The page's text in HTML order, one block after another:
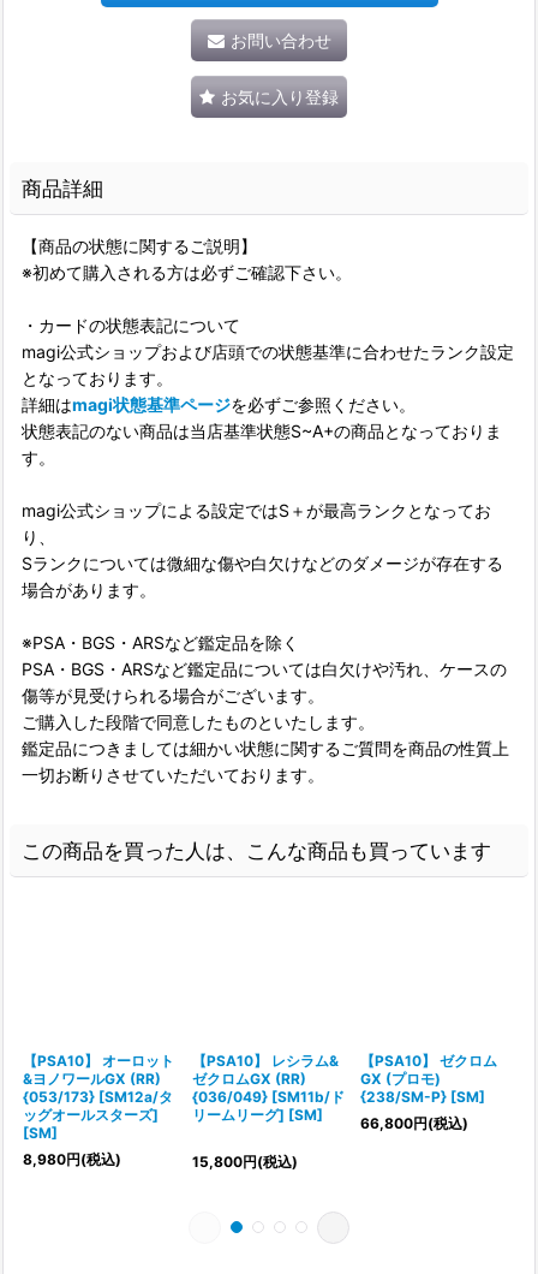
お問い合わせ
お気に入り登録
商品詳細
【商品の状態に関するご説明】
※初めて購入される方は必ずご確認下さい。
・カードの状態表記について
magi公式ショップおよび店頭での状態基準に合わせたランク設定
となっております。
詳細はmagi状態基準ページを必ずご参照ください。
状態表記のない商品は当店基準状態S~A+の商品となっておりま
す。
magi公式ショップによる設定ではS＋が最高ランクとなってお
り、
Sランクについては微細な傷や白欠けなどのダメージが存在する
場合があります。
※PSA・BGS・ARSなど鑑定品を除く
PSA・BGS・ARSなど鑑定品については白欠けや汚れ、ケースの
傷等が見受けられる場合がございます。
ご購入した段階で同意したものといたします。
鑑定品につきましては細かい状態に関するご質問を商品の性質上
一切お断りさせていただいております。
この商品を買った人は、こんな商品も買っています
【PSA10】 オーロット
&ヨノワールGX (RR)
{053/173} [SM12a/タ
ッグオールスターズ]
[SM]
8,980円(税込)
【PSA10】 レシラム&
ゼクロムGX (RR)
{036/049} [SM11b/ド
リームリーグ] [SM]
15,800円(税込)
【PSA10】 ゼクロム
GX (プロモ)
{238/SM-P} [SM]
66,800円(税込)